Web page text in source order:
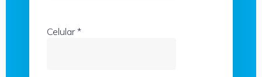
Celular*